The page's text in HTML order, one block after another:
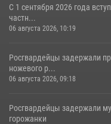
С 1 сентября 2026 года
частн...
06 августа 2026, 10:19
Росгвардейцы задержали
ножевого р...
06 августа 2026, 09:18
Росгвардейцы задержали
горожанки